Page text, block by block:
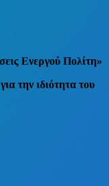
Ενεργού Πολίτη»
την ιδιότητα του